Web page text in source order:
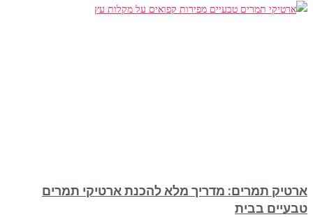
ארטיק תמרים: מדריך מלא להכנת ארטיקי תמרים
טבעיים בבית